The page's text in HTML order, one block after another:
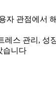
자 관점에서
레스 관리, 성
습니다